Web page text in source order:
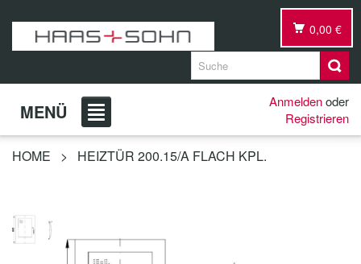
0,00 €
MENÜ Anmeldenoder
Registrieren
HOME > HEIZTÜR 200.15/A FLACH KPL.